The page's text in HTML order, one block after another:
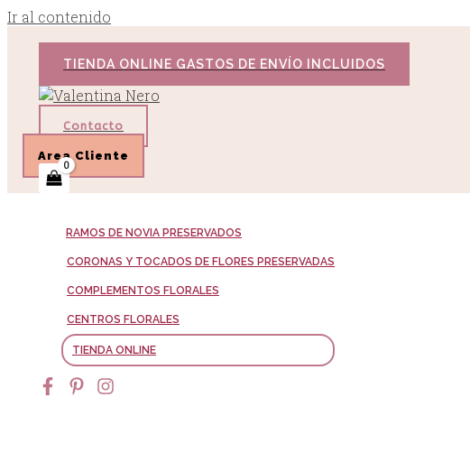
Ir al contenido
TIENDA ONLINE GASTOS DE ENVÍO INCLUIDOS
Contacto
Area Cliente
RAMOS DE NOVIA PRESERVADOS
CORONAS Y TOCADOS DE FLORES PRESERVADAS
COMPLEMENTOS FLORALES
CENTROS FLORALES
TIENDA ONLINE